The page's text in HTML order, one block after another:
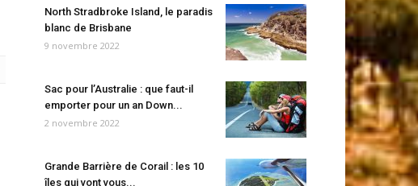
North Stradbroke Island, le paradis
blanc de Brisbane
9 novembre 2022
Sac pour l’Australie : que faut-il
emporter pour un an Down...
2 novembre 2022
Grande Barrière de Corail : les 10
îles qui vont vous...